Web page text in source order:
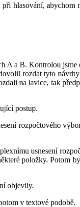
hlasování,
A a B. Kontrolou jsme
rozdat tyto
na lavice, tak
postup.
rozpočtového
usnesení
položky. Potom
objevily.
v textové podobě.